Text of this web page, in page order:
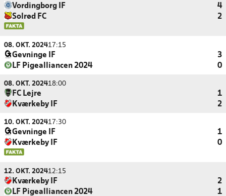
Vordingborg IF
4
Solrød FC
2
08. OKT. 202417:15
Gevninge IF
3
LF Pigealliancen 2024
0
08. OKT. 202418:00
FC Lejre
1
Kværkeby IF
2
10. OKT. 202417:30
Gevninge IF
1
Kværkeby IF
0
12. OKT. 202412:15
Kværkeby IF
2
LF Pigealliancen 2024
1